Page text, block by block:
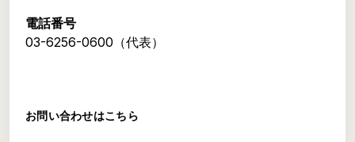
電話番号
03-6256-0600（代表）
お問い合わせはこちら